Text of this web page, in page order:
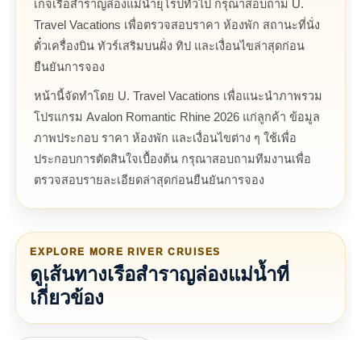
เกจเรือสำราญล่องแม่น้ำยุโรปทั่วไป กรุณาสอบถาม U.
Travel Vacations เพื่อตรวจสอบราคา ห้องพัก สถานะที่นั่ง
ตั๋วเครื่องบิน ทัวร์เสริมบนฝั่ง ทิป และเงื่อนไขล่าสุดก่อน
ยืนยันการจอง
หน้านี้จัดทำโดย U. Travel Vacations เพื่อแนะนำภาพรวม
โปรแกรม Avalon Romantic Rhine 2026 แก่ลูกค้า ข้อมูล
ภาพประกอบ ราคา ห้องพัก และเงื่อนไขต่าง ๆ ใช้เพื่อ
ประกอบการตัดสินใจเบื้องต้น กรุณาสอบถามทีมงานเพื่อ
ตรวจสอบรายละเอียดล่าสุดก่อนยืนยันการจอง
EXPLORE MORE RIVER CRUISES
ดูเส้นทางเรือสำราญล่องแม่น้ำที่
เกี่ยวข้อง